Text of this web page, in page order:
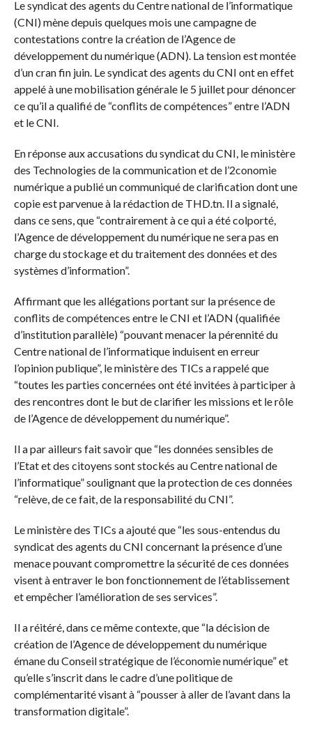
Le syndicat des agents du Centre national de l’informatique
(CNI) mène depuis quelques mois une campagne de
contestations contre la création de l’Agence de
développement du numérique (ADN). La tension est montée
d’un cran fin juin. Le syndicat des agents du CNI ont en effet
appelé à une mobilisation générale le 5 juillet pour dénoncer
ce qu’il a qualifié de “conflits de compétences” entre l’ADN
et le CNI.
En réponse aux accusations du syndicat du CNI, le ministère
des Technologies de la communication et de l’2conomie
numérique a publié un communiqué de clarification dont une
copie est parvenue à la rédaction de THD.tn. Il a signalé,
dans ce sens, que “contrairement à ce qui a été colporté,
l’Agence de développement du numérique ne sera pas en
charge du stockage et du traitement des données et des
systèmes d’information”.
Affirmant que les allégations portant sur la présence de
conflits de compétences entre le CNI et l’ADN (qualifiée
d’institution parallèle) “pouvant menacer la pérennité du
Centre national de l’informatique induisent en erreur
l’opinion publique”, le ministère des TICs a rappelé que
“toutes les parties concernées ont été invitées à participer à
des rencontres dont le but de clarifier les missions et le rôle
de l’Agence de développement du numérique”.
Il a par ailleurs fait savoir que “les données sensibles de
l’Etat et des citoyens sont stockés au Centre national de
l’informatique” soulignant que la protection de ces données
“relève, de ce fait, de la responsabilité du CNI”.
Le ministère des TICs a ajouté que “les sous-entendus du
syndicat des agents du CNI concernant la présence d’une
menace pouvant compromettre la sécurité de ces données
visent à entraver le bon fonctionnement de l’établissement
et empêcher l’amélioration de ses services”.
Il a réitéré, dans ce même contexte, que “la décision de
création de l’Agence de développement du numérique
émane du Conseil stratégique de l’économie numérique” et
qu’elle s’inscrit dans le cadre d’une politique de
complémentarité visant à “pousser à aller de l’avant dans la
transformation digitale”.